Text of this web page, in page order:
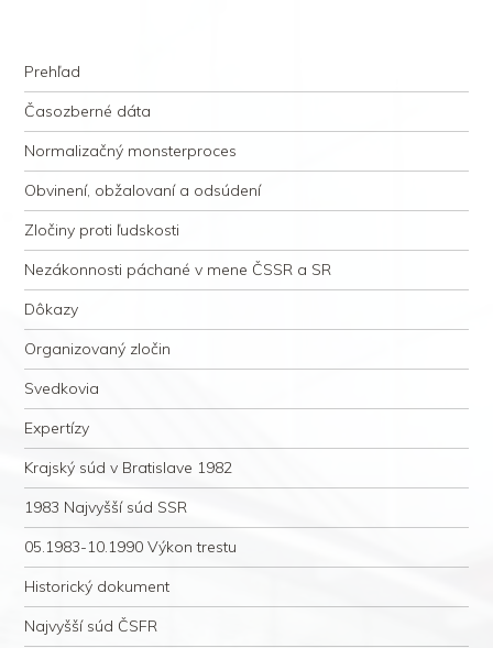
justície
Navigation
Skip to content
Prehľad
Časozberné dáta
Normalizačný monsterproces
Obvinení, obžalovaní a odsúdení
Zločiny proti ľudskosti
Nezákonnosti páchané v mene ČSSR a SR
Dôkazy
Organizovaný zločin
Svedkovia
Expertízy
Krajský súd v Bratislave 1982
1983 Najvyšší súd SSR
05.1983-10.1990 Výkon trestu
Historický dokument
Najvyšší súd ČSFR